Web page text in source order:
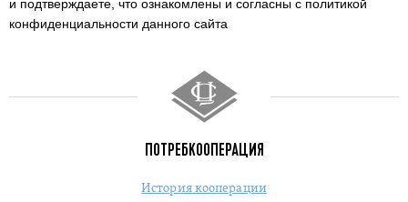
и подтверждаете, что ознакомлены и согласны с политикой
конфиденциальности данного сайта
ПОТРЕБКООПЕРАЦИЯ
История кооперации